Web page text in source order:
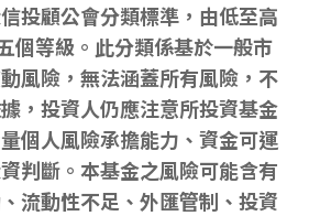
投顧公會分類標準，由低至高
個等級。此分類係基於一般市
風險，無法涵蓋所有風險，不
，投資人仍應注意所投資基金
個人風險承擔能力、資金可運
判斷。本基金之風險可能含有
流動性不足、外匯管制、投資